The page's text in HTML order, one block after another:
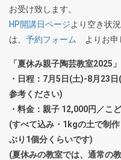
お受け致します。
HP開講日ページより空き状
は、 予約フォーム よりお申
「夏休み親子陶芸教室2025」
・日程：7月5日(土)-8月23
参考ください)
・料金：親子 12,000円／こ
(すべて込み・1kgの土で制
ぶり1個分くらいです)
(夏休みの教室では、通常の